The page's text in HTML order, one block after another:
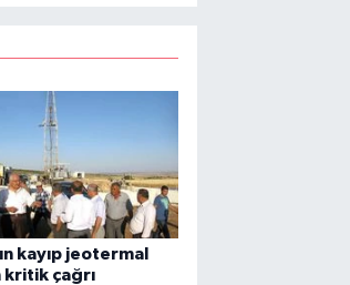
kayıp jeotermal
kritik çağrı